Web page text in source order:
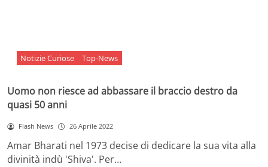
Notizie Curiose Top-News
Uomo non riesce ad abbassare il braccio destro da
quasi 50 anni
Flash News 26 Aprile 2022
Amar Bharati nel 1973 decise di dedicare la sua vita alla
divinità indù 'Shiva'. Per…